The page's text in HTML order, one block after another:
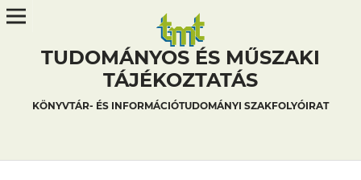
TUDOMÁNYOS ÉS MŰSZAKI
TÁJÉKOZTATÁS
KÖNYVTÁR- ÉS INFORMÁCIÓTUDOMÁNYI SZAKFOLYÓIRAT